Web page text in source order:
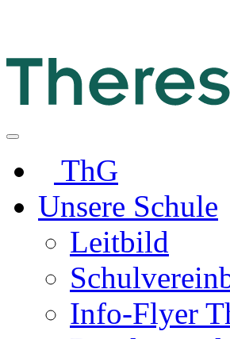
ThG
Unsere Schule
Leitbild
Info-Flyer